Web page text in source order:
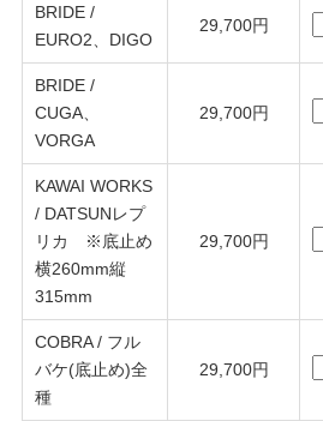
BRIDE /
EURO2、DIGO
29,700円
BRIDE /
CUGA、
VORGA
29,700円
KAWAI WORKS
/ DATSUNレプ
リカ ※底止め
横260mm縦
315mm
29,700円
COBRA / フル
バケ(底止め)全
種
29,700円